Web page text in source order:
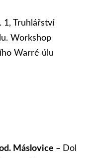
1, Truhlářství
Workshop
Warré úlu
Máslovice – Dol